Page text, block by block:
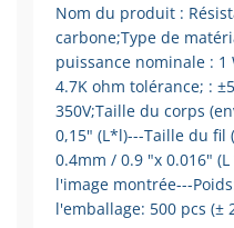
Nom du produit :
carbone;Type de
puissance nominale : 1
4.7K ohm tolérance; :
350V;Taille du corps
0,15" (L*l)---Taille du fil
0.4mm / 0.9 "x 0.016"
l'image montrée---
l'emballage: 500 pcs (±